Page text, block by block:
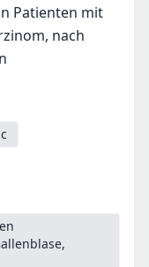
Patienten mit
nach